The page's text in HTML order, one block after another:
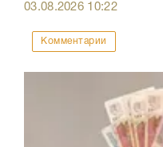
03.08.2026 10:22
Комментарии